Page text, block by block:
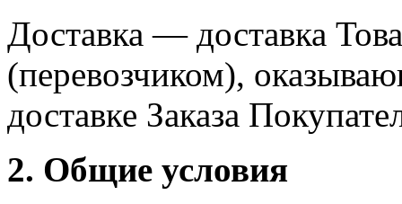
Доставка — доставка
(перевозчиком),
доставке Заказа
2. Общие условия